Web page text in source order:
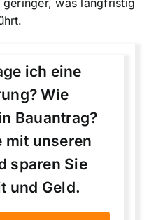
geringer, was langfristig
ich eine
Wie
Bauantrag?
mit unseren
sparen Sie
und Geld.